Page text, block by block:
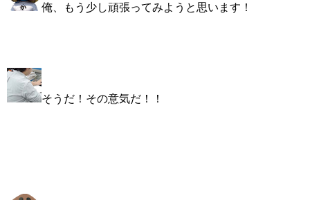
俺、もう少し頑張ってみようと思います！
そうだ！その意気だ！！